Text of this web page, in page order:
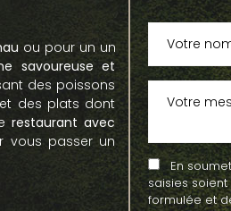
ou pour un un
savoureuse et
des poissons
et des plats dont
restaurant avec
vous passer un
En
saisies
formulée et